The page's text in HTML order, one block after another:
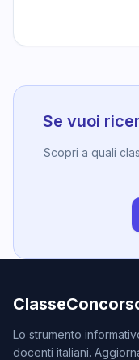
Se vuoi
Scopri a quali
Lo strumento
docenti italiani.